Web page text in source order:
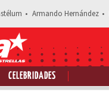
Armando Hernández
CELEBRIDADES